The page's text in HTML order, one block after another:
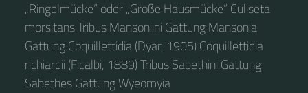
„Ringelmücke“ oder „Große Hausmücke“ Culiseta
morsitans Tribus Mansoniini Gattung Mansonia
Gattung Coquillettidia (Dyar, 1905) Coquillettidia
richiardii (Ficalbi, 1889) Tribus Sabethini Gattung
Sabethes Gattung Wyeomyia